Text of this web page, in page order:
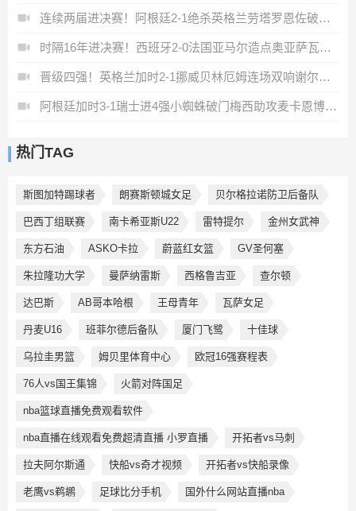
连续两届进决赛！阿根廷2-1绝杀英格兰劳塔罗恩佐破门梅西两助攻
时隔16年进决赛！西班牙2-0法国亚马尔造点奥亚萨瓦尔、波罗破门
晋级四强！英格兰加时2-1挪威贝林厄姆连场双响谢尔德鲁普破门
阿根廷加时3-1瑞士进4强小蜘蛛破门梅西助攻麦卡恩博洛假摔染红
热门TAG
斯图加特踢球者 朗赛斯顿城女足 贝尔格拉诺防卫后备队
巴西丁组联赛 南卡希亚斯U22 雷特提尔 金州女武神
东方石油 ASKO卡拉 蔚蓝红女篮 GV圣何塞
朱拉隆功大学 曼萨纳雷斯 西格鲁吉亚 查尔顿
达巴斯 AB哥本哈根 王母青年 瓦萨女足
丹麦U16 班菲尔德后备队 厦门飞鹭 十佳球
乌拉圭男篮 姆贝里体育中心 欧冠16强赛程表
76人vs国王集锦 火箭对阵国足
nba篮球直播免费观看软件
nba直播在线观看免费超清直播 小罗直播 开拓者vs马刺
拉夫阿尔斯通 快船vs奇才视频 开拓者vs快船录像
老鹰vs鹈鹕 足球比分手机 国外什么网站直播nba